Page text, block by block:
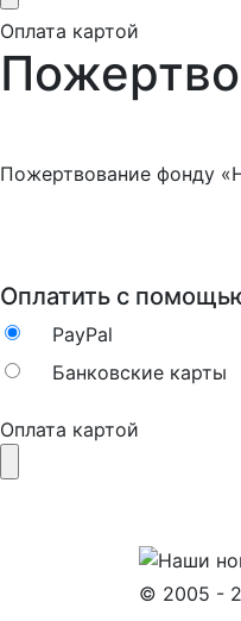
Оплата картой
Пожертвование фонду
Оплатить с
PayPal
Банковские карты
Оплата картой
© 2005 -